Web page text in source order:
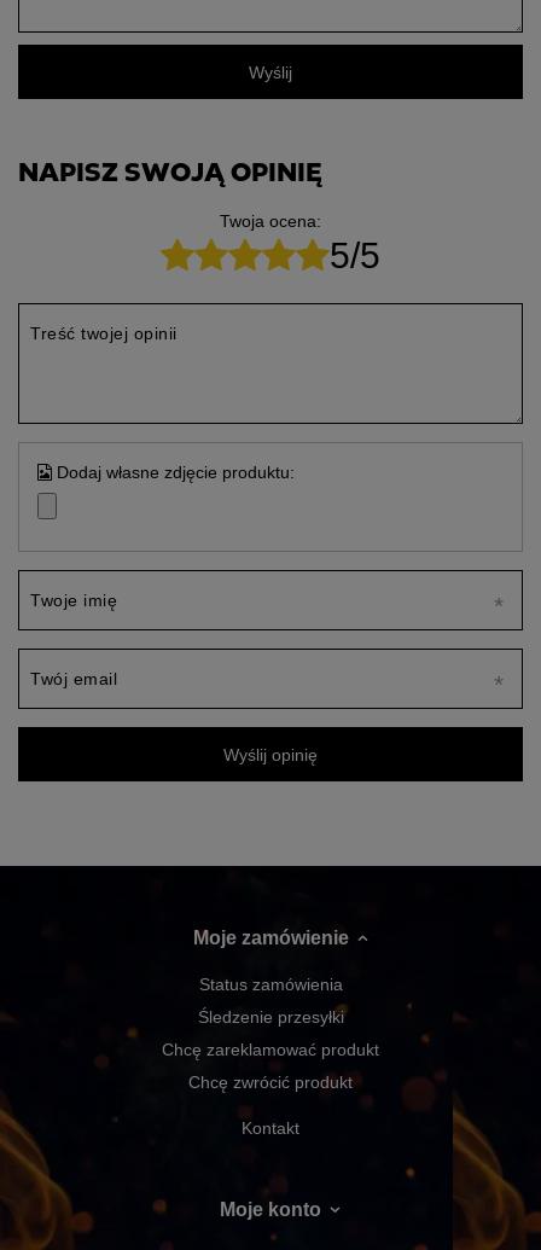
Wyślij
NAPISZ SWOJĄ OPINIĘ
Twoja ocena:
5/5
Treść twojej opinii
Dodaj własne zdjęcie produktu:
Twoje imię
Twój email
Wyślij opinię
Moje zamówienie
Status zamówienia
Śledzenie przesyłki
Chcę zareklamować produkt
Chcę zwrócić produkt
Kontakt
Moje konto